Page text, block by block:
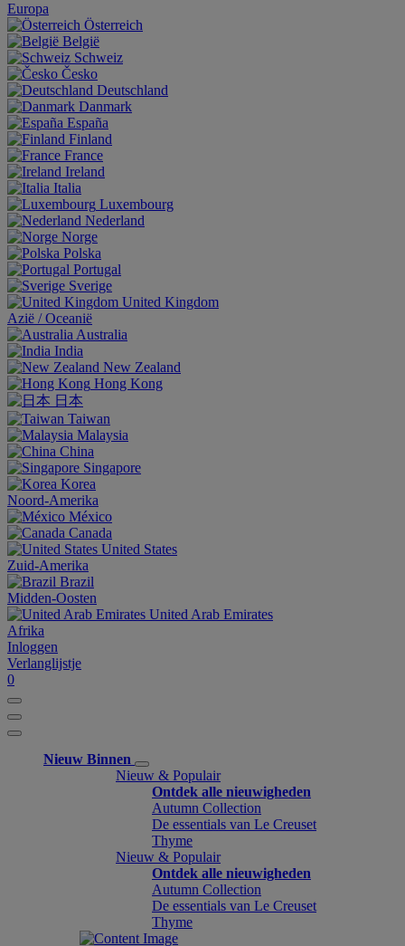
Europa
Österreich
België
Schweiz
Česko
Deutschland
Danmark
España
Finland
France
Ireland
Italia
Luxembourg
Nederland
Norge
Polska
Portugal
Sverige
United Kingdom
Aziё / Oceaniё
Australia
India
New Zealand
Hong Kong
日本
Taiwan
Malaysia
China
Singapore
Korea
Noord-Amerika
México
Canada
United States
Zuid-Amerika
Brazil
Midden-Oosten
United Arab Emirates
Afrika
Inloggen
Verlanglijstje
0
Nieuw Binnen
Nieuw & Populair
Ontdek alle nieuwigheden
Autumn Collection
De essentials van Le Creuset
Thyme
Nieuw & Populair
Ontdek alle nieuwigheden
Autumn Collection
De essentials van Le Creuset
Thyme